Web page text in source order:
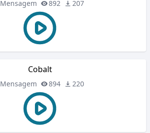
Mensagem 892 207
Cobalt
Mensagem 894 220